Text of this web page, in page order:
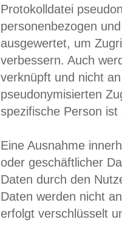
Protokolldatei
personenbezogen
ausgewertet, um
verbessern. Auch
verknüpft und nicht
pseudonymisierten
spezifische Person
Eine Ausnahme
oder geschäftlicher
Daten durch den
Daten werden nicht
erfolgt verschlüsselt